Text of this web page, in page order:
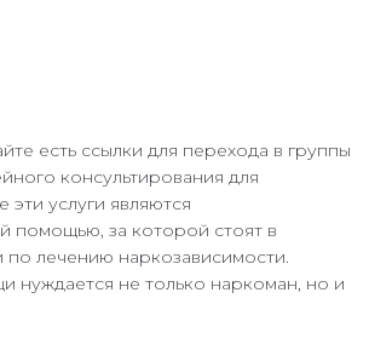
есть ссылки для перехода в группы
консультирования для
услуги являются
помощью, за которой стоят в
лечению наркозависимости.
нуждается не только наркоман, но и